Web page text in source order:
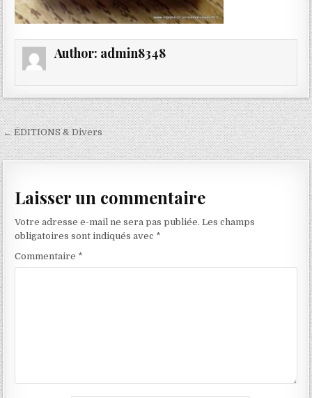
Author: admin8348
Navigation
de
← ÉDITIONS & Divers
Laisser un commentaire
Votre adresse e-mail ne sera pas publiée. Les champs
obligatoires sont indiqués avec *
Commentaire *